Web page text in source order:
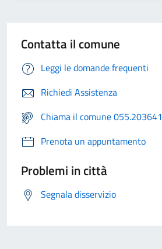
Contatta il comune
Leggi le domande frequenti
Richiedi Assistenza
Chiama il comune 055.203641
Prenota un appuntamento
Problemi in città
Segnala disservizio